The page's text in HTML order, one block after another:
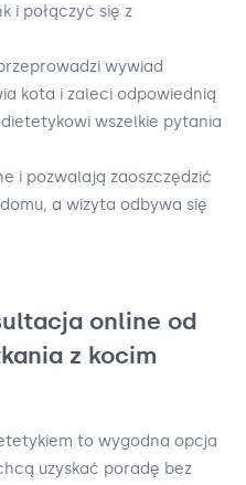
i połączyć się z
wywiad
kota i zaleci odpowiednią
wszelkie pytania
i pozwalają zaoszczędzić
a wizyta odbywa się
online od
z kocim
to wygodna opcja
uzyskać poradę bez